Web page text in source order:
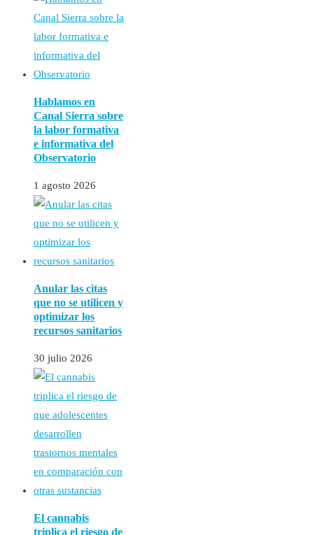
Hablamos en
Canal Sierra sobre
la labor formativa
e informativa del
Observatorio
1 agosto 2026
Anular las citas
que no se utilicen y
optimizar los
recursos sanitarios
30 julio 2026
El cannabis
triplica el riesgo de